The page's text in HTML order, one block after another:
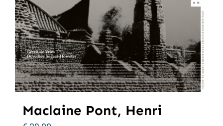
Maclaine Pont, Henri